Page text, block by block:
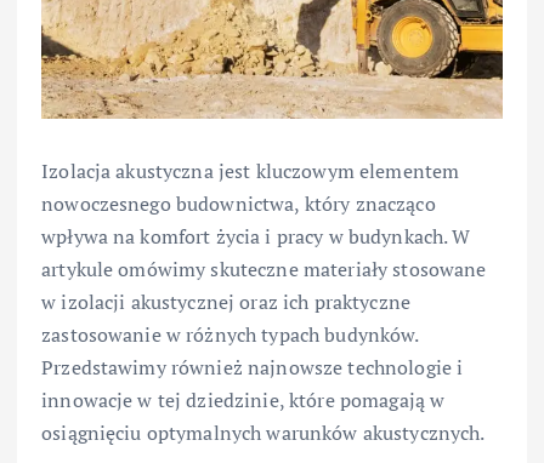
Izolacja akustyczna jest kluczowym elementem
nowoczesnego budownictwa, który znacząco
wpływa na komfort życia i pracy w budynkach. W
artykule omówimy skuteczne materiały stosowane
w izolacji akustycznej oraz ich praktyczne
zastosowanie w różnych typach budynków.
Przedstawimy również najnowsze technologie i
innowacje w tej dziedzinie, które pomagają w
osiągnięciu optymalnych warunków akustycznych.